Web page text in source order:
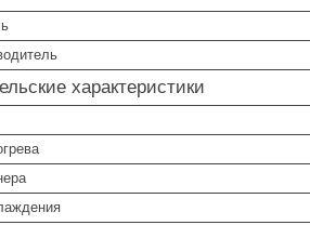
характеристики